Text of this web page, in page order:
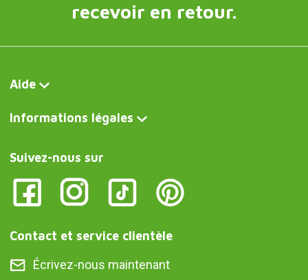
recevoir en retour.
Aide
Informations légales
Suivez-nous sur
Contact et service clientèle
Écrivez-nous maintenant